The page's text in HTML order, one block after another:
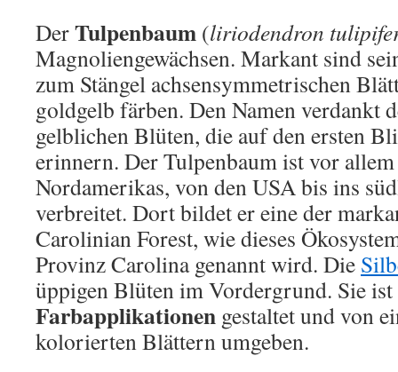
DerTulpenbaum (liriodendron
Magnoliengewächsen. Markant sind
zum Stängel achsensymmetrischen
goldgelb färben. Den Namen verdankt
gelblichen Blüten, die auf den ersten
erinnern. Der Tulpenbaum ist vor
Nordamerikas, von den USA bis ins
verbreitet. Dort bildet er eine der
Carolinian Forest, wie dieses
Provinz Carolina genannt wird. Die
üppigen Blüten im Vordergrund. Sie
Farbapplikationen gestaltet und von
kolorierten Blättern umgeben.